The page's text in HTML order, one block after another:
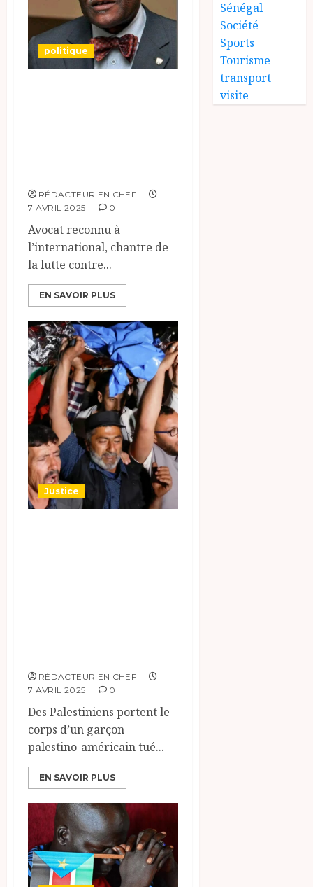
politique
RÉDACTEUR EN CHEF
7 AVRIL 2025
0
Avocat reconnu à
l’international, chantre de
la lutte contre...
EN SAVOIR PLUS
Justice
RÉDACTEUR EN CHEF
7 AVRIL 2025
0
Des Palestiniens portent le
corps d’un garçon
palestino-américain tué...
EN SAVOIR PLUS
Sénégal
Société
Sports
Tourisme
transport
visite